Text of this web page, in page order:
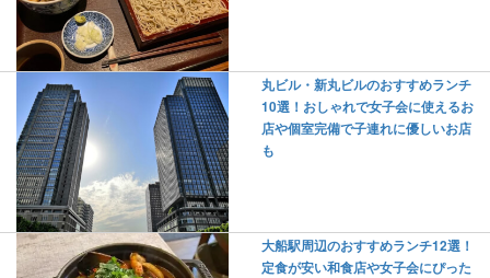
丸ビル・新丸ビルのおすすめランチ
10選！おしゃれで女子会に使えるお
店や個室完備で子連れに優しいお店
も
大船駅周辺のおすすめランチ12選！
定食が安い和食店や女子会にぴった